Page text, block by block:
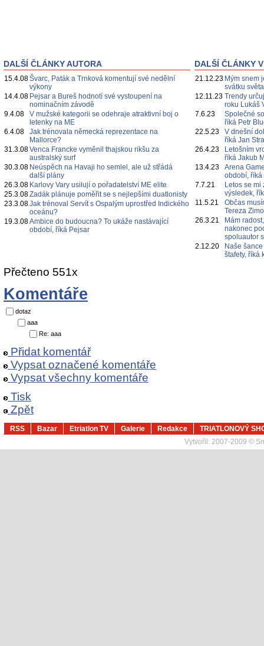
DALŠÍ ČLÁNKY AUTORA
15.4.08Švarc, Paták a Trnková komentují své nedělní
výkony
14.4.08 Pejsar a Bureš hodnotí své vystoupení na
nominačním závodě
9.4.08
V mužské kategorii se odehraje atraktivní boj o
letenky na ME
6.4.08
Jak trénovala německá reprezentace na
Mallorce?
31.3.08Venca Francke vyměnil thajskou rikšu za
australský surf
30.3.08 Neúspěch na Havaji ho semlel, ale už střádá
další plány
26.3.08 Karlovy Vary usilují o pořadatelství ME elite
25.3.08Zadák plánuje poměřit se s nejlepšími duatlonisty
23.3.08Jak trénoval Servít s Ospalým uprostřed Indického
oceánu?
19.3.08Ambice do budoucna? To ukáže nastávající
období, říká Pejsar
DALŠÍ ČLÁNKY
21.12.23 Mým snem
svátku
12.11.23 Trendy
roku Lukáš
7.6.23
Společné
říká Petr
22.5.23
V dnešní
říká Jan
26.4.23
Letošním
říká Jakub
13.4.23
Arena
období,
7.7.21
Letos se
výsledek,
11.5.21
Občas
Tereza
26.3.21
Mám
nakonec
spoluautor
2.12.20
Naše
štafety, říká
Přečteno 551x
Komentáře
dotaz
aaa
Re: aaa
Přidat komentář
Vypsat označené komentáře
Vypsat všechny komentáře
Tisk
Zpět
RSS Bazar Etriatlon TV Galerie Redakce
TRIATLONOVÝ
Vytvořil: 2007-2009 ©